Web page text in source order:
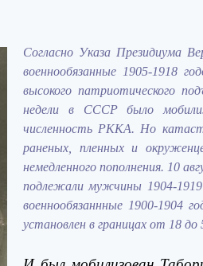
Согласно Указа Президиума
военнообязанные 1905-1918
высокого патриотического
недели в СССР было
численность РККА. Но
раненых, пленных и
немедленного пополнения. 10
подлежали мужчины 1904-1919
военнообязаннные 1900-1904
установлен в границах от 18